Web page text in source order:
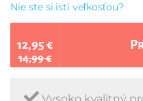
Nie ste si istí veľkosťou?
12,95 €
14,99 €